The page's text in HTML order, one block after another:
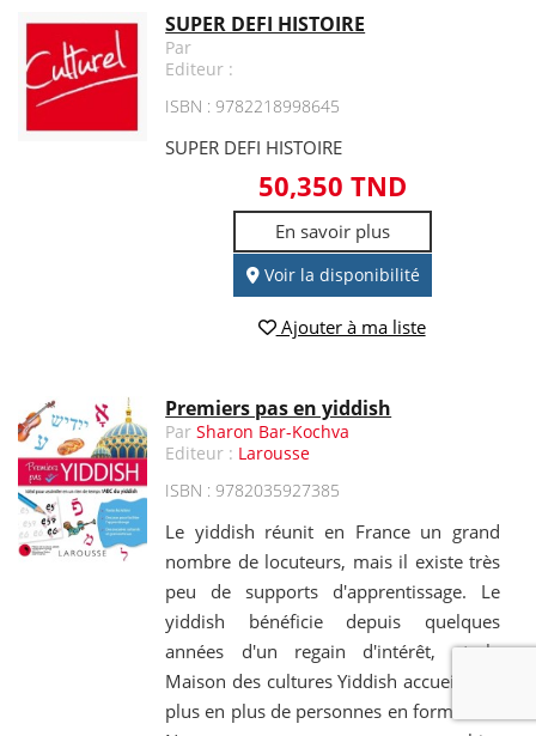
SUPER DEFI HISTOIRE
Par
Editeur :
ISBN : 9782218998645
SUPER DEFI HISTOIRE
50,350 TND
En savoir plus
Voir la disponibilité
Ajouter à ma liste
Premiers pas en yiddish
ParSharon Bar-Kochva
Editeur : Larousse
ISBN : 9782035927385
Le yiddish réunit en France un grand
nombre de locuteurs, mais il existe très
peu de supports d'apprentissage. Le
yiddish bénéficie depuis quelques
années d'un regain d'intérêt, et la
Maison des cultures Yiddish accueille de
plus en plus de personnes en formation.